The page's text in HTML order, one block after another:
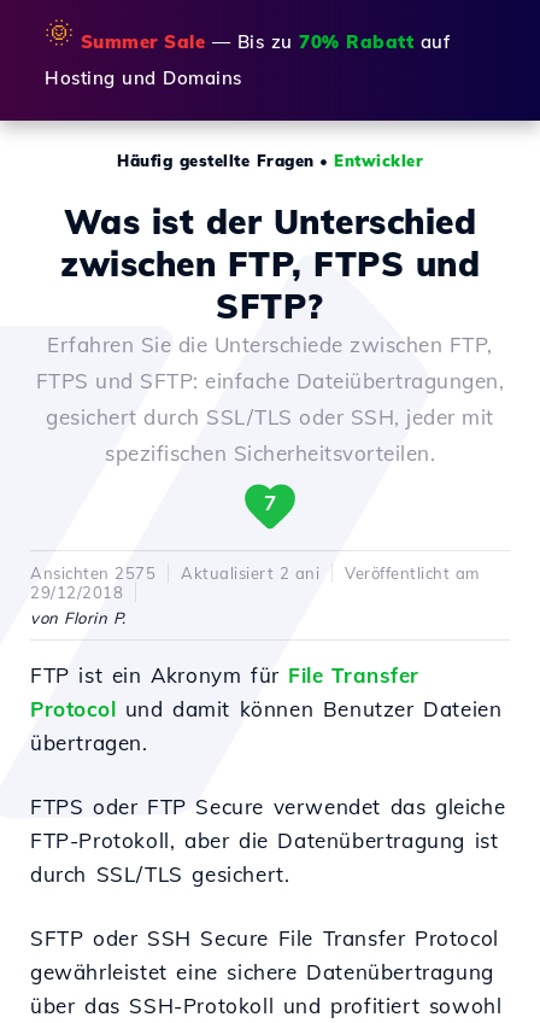
🌞 Summer Sale — Bis zu 70% Rabatt auf
Hosting und Domains
Häufig gestellte Fragen • Entwickler
Was ist der Unterschied
zwischen FTP, FTPS und
SFTP?
Erfahren Sie die Unterschiede zwischen FTP,
FTPS und SFTP: einfache Dateiübertragungen,
gesichert durch SSL/TLS oder SSH, jeder mit
spezifischen Sicherheitsvorteilen.
7
Ansichten 2575 Aktualisiert 2 ani
Veröffentlicht am
29/12/2018
von Florin P.
FTP ist ein Akronym für File Transfer
Protocol und damit können Benutzer Dateien
übertragen.
FTPS oder FTP Secure verwendet das gleiche
FTP-Protokoll, aber die Datenübertragung ist
durch SSL/TLS gesichert.
SFTP oder SSH Secure File Transfer Protocol
gewährleistet eine sichere Datenübertragung
über das SSH-Protokoll und profitiert sowohl